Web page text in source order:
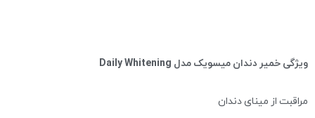
ویژگی خمیر دندان میسویک مدل Daily Whitening
مراقبت از مینای دندان